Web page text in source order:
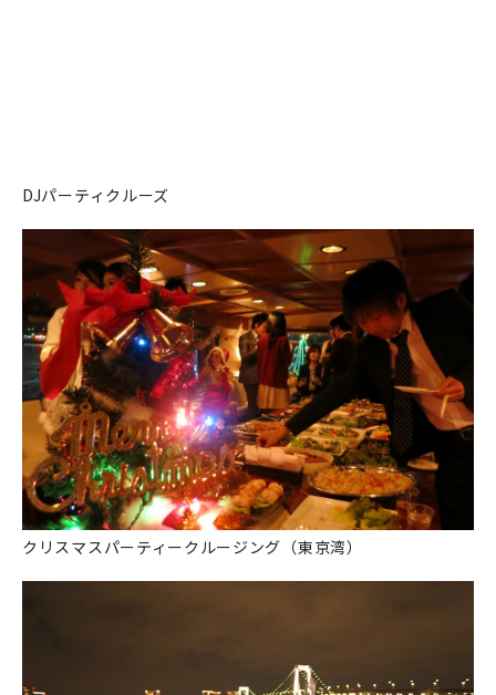
DJパーティクルーズ
クリスマスパーティークルージング（東京湾）